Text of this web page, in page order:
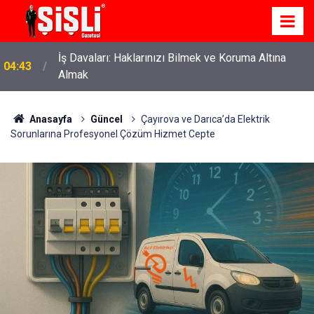
04:43
İş Davaları: Haklarınızı Bilmek ve Koruma Altına
Almak
Anasayfa Güncel
Çayırova ve Darıca’da Elektrik
Sorunlarına Profesyonel Çözüm Hizmet Cepte